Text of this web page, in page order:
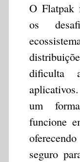
O Flatpak
os
dificulta
um
funcione
seguro